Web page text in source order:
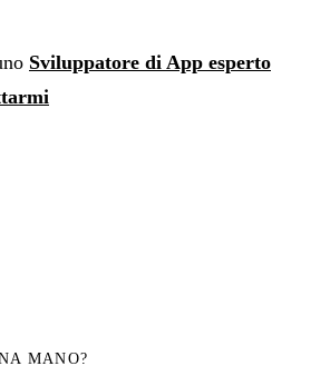
Sviluppatore di App esperto
MANO?